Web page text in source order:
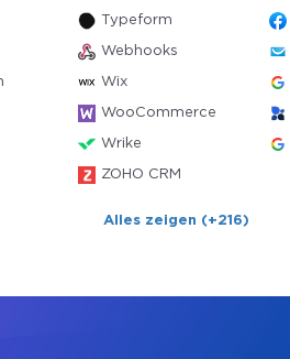
Typeform
Webhooks
Wix
WooCommerce
Wrike
ZOHO CRM
Alles zeigen (+216)